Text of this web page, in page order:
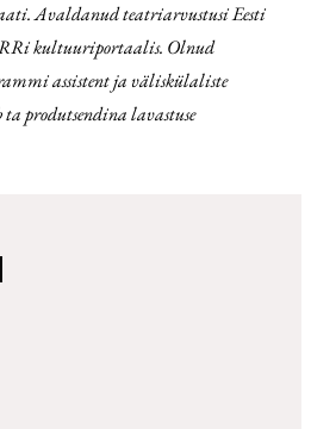
Avaldanud teatriarvustusi Eesti
kultuuriportaalis. Olnud
assistent ja väliskülaliste
produtsendina lavastuse